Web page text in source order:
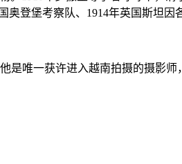
登堡考察队、1914年英国斯坦因
是唯一获许进入越南拍摄的摄影师